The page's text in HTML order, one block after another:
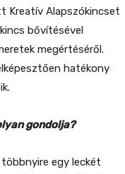
Kreatív Alapszókincset
bővítésével
megértéséről.
hatékony
gondolja?
egy leckét